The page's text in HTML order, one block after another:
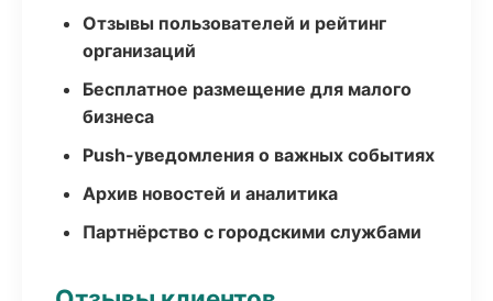
Отзывы пользователей и рейтинг
организаций
Бесплатное размещение для малого
бизнеса
Push-уведомления о важных событиях
Архив новостей и аналитика
Партнёрство с городскими службами